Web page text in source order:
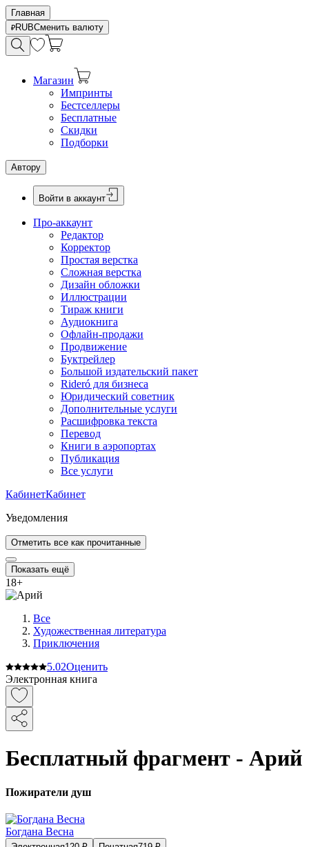
Главная
RUBСменить валюту
Магазин
Импринты
Бестселлеры
Бесплатные
Скидки
Подборки
Автору
Войти в аккаунт
Про-аккаунт
Редактор
Корректор
Простая верстка
Сложная верстка
Дизайн обложки
Иллюстрации
Тираж книги
Аудиокнига
Офлайн-продажи
Продвижение
Буктрейлер
Большой издательский пакет
Rideró для бизнеса
Юридический советник
Дополнительные услуги
Расшифровка текста
Перевод
Книги в аэропортах
Публикация
Все услуги
КабинетКабинет
Уведомления
Отметить все как прочитанные
Показать ещё
18+
Все
Художественная литература
Приключения
5.02Оценить
Электронная книга
Бесплатный фрагмент - Арий
Пожиратели душ
Богдана Весна